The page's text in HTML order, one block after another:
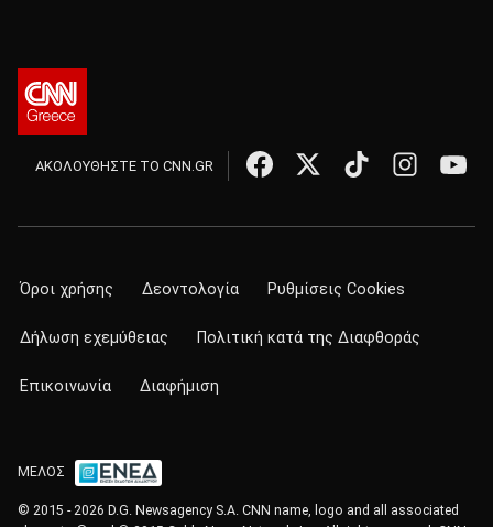
ΑΚΟΛΟΥΘΗΣΤΕ ΤΟ CNN.GR
Όροι χρήσης Δεοντολογία Ρυθμίσεις Cookies
Δήλωση εχεμύθειας Πολιτική κατά της Διαφθοράς
Επικοινωνία Διαφήμιση
ΜΕΛΟΣ
© 2015 - 2026 D.G. Newsagency S.A. CNN name, logo and all associated